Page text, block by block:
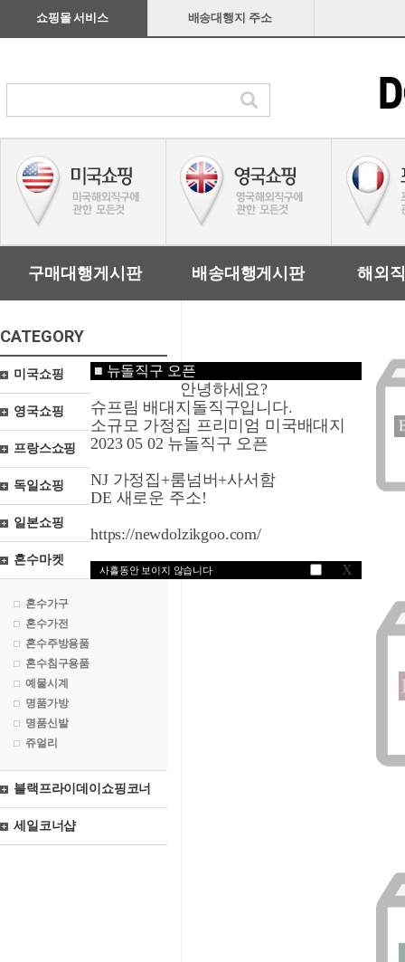
■ 뉴돌직구 오픈
안녕하세요?
슈프림 배대지돌직구입니다.
소규모 가정집 프리미엄 미국배대지
2023 05 02 뉴돌직구 오픈
NJ 가정집+룸넘버+사서함
DE 새로운 주소!
https://newdolzikgoo.com/
사흘동안 보이지 않습니다 X
쇼핑몰 서비스 배송대행지 주소
구매대행게시판 배송대행게시판 해외
CATEGORY
미국쇼핑
영국쇼핑
프랑스쇼핑
독일쇼핑
일본쇼핑
혼수마켓
혼수가구
혼수가전
혼수주방용품
혼수침구용품
예물시계
명품가방
명품신발
쥬얼리
블랙프라이데이쇼핑코너
세일코너샵